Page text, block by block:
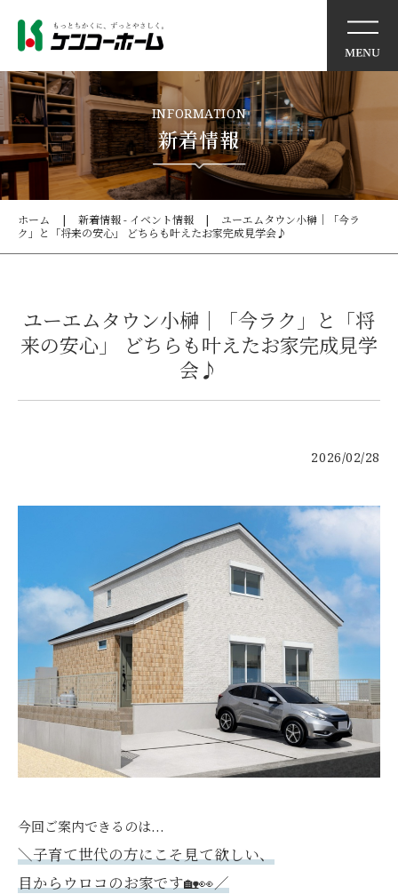
イベント情報
ケンコーホームの想い
住まいの特徴
モデルハウス
施工事例
リフォーム
不動産情報
戸建賃貸経営
SDGs
企業情報
INFORMATION
新着情報
ホーム 新着情報 - イベント情報
ユーエムタウン小榊｜「今ラ
ク」と「将来の安心」 どちらも叶えたお家完成見学会♪
ユーエムタウン小榊｜「今ラク」と「将
来の安心」 どちらも叶えたお家完成見学
会♪
2026/02/28
今回ご案内できるのは…
＼子育て世代の方にこそ見て欲しい、
目からウロコのお家です🏡👀／